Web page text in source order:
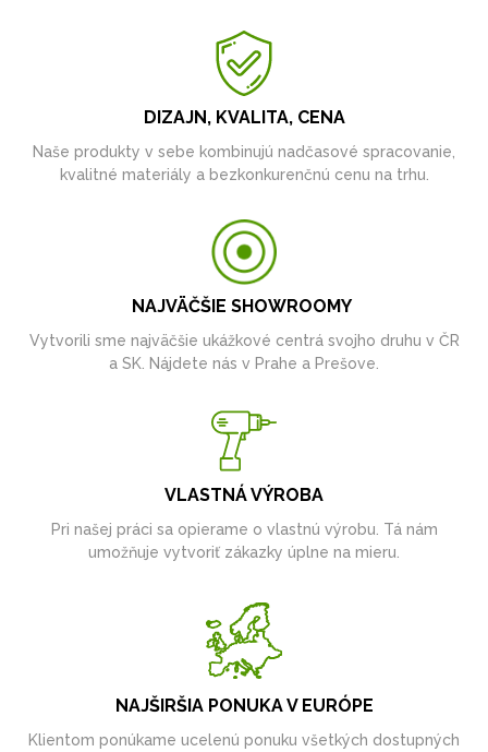
DIZAJN, KVALITA, CENA
Naše produkty v sebe kombinujú nadčasové spracovanie,
kvalitné materiály a bezkonkurenčnú cenu na trhu.
NAJVÄČŠIE SHOWROOMY
Vytvorili sme najväčšie ukážkové centrá svojho druhu v ČR
a SK. Nájdete nás v Prahe a Prešove.
VLASTNÁ VÝROBA
Pri našej práci sa opierame o vlastnú výrobu. Tá nám
umožňuje vytvoriť zákazky úplne na mieru.
NAJŠIRŠIA PONUKA V EURÓPE
Klientom ponúkame ucelenú ponuku všetkých dostupných